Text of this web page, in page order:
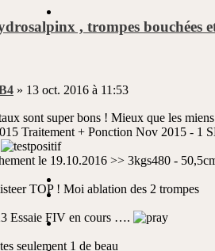
, trompes bouchées
» 13 oct. 2016 à 11:53
sont super bons ! Mieux que les
Traitement + Ponction Nov 2015 - 1
le 19.10.2016 >> 3kgs480 -
TOP ! Moi ablation des 2 trompes
Essaie FIV en cours ….
seulement 1 de beau